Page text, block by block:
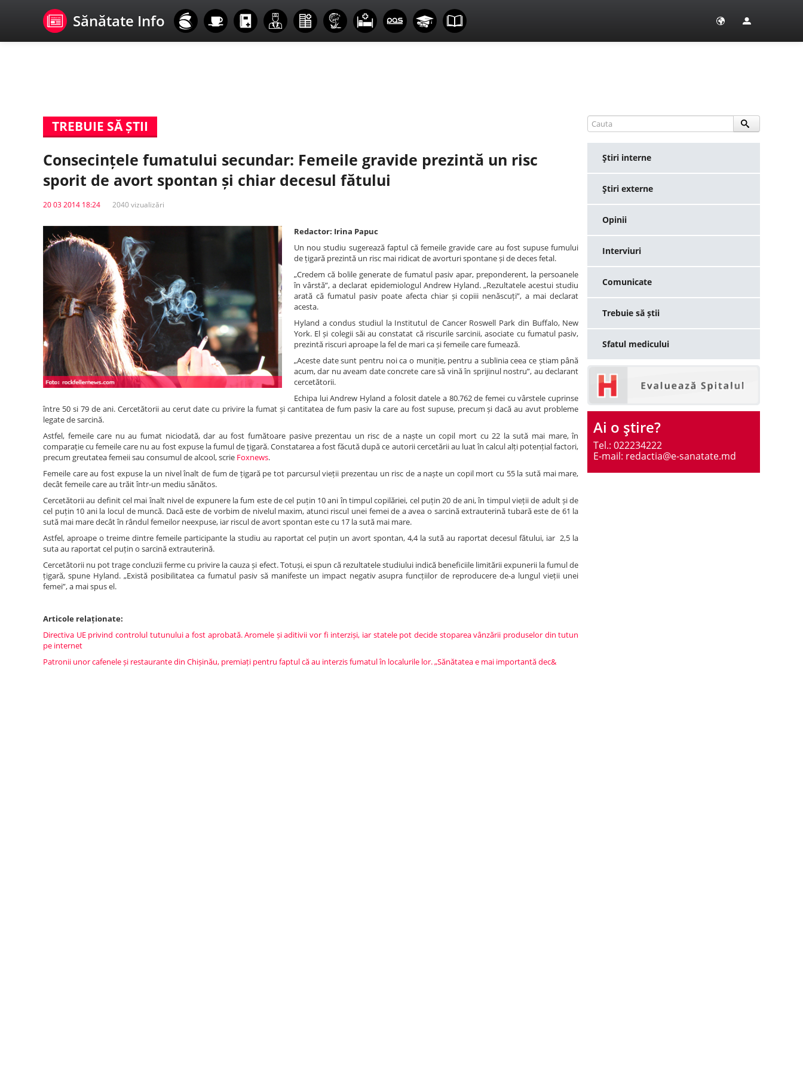
Sănătate Info
TREBUIE SĂ ȘTII
Consecințele fumatului secundar: Femeile gravide prezintă un risc
sporit de avort spontan și chiar decesul fătului
20 03 2014 18:24 2040 vizualizări
Redactor: Irina Papuc
Un nou studiu sugerează faptul că femeile gravide care au fost supuse fumului
de țigară prezintă un risc mai ridicat de avorturi spontane și de deces fetal.
„Credem că bolile generate de fumatul pasiv apar, preponderent, la persoanele
în vârstă”, a declarat epidemiologul Andrew Hyland. „Rezultatele acestui studiu
arată că fumatul pasiv poate afecta chiar și copiii nenăscuți”, a mai declarat
acesta.
Hyland a condus studiul la Institutul de Cancer Roswell Park din Buffalo, New
York. El și colegii săi au constatat că riscurile sarcinii, asociate cu fumatul pasiv,
prezintă riscuri aproape la fel de mari ca și femeile care fumează.
„Aceste date sunt pentru noi ca o muniție, pentru a sublinia ceea ce știam până
acum, dar nu aveam date concrete care să vină în sprijinul nostru”, au declarant
cercetătorii.
Echipa lui Andrew Hyland a folosit datele a 80.762 de femei cu vârstele cuprinse
între 50 si 79 de ani. Cercetătorii au cerut date cu privire la fumat și cantitatea de fum pasiv la care au fost supuse, precum și dacă au avut probleme
legate de sarcină.
Astfel, femeile care nu au fumat niciodată, dar au fost fumătoare pasive prezentau un risc de a naște un copil mort cu 22 la sută mai mare, în
comparație cu femeile care nu au fost expuse la fumul de țigară. Constatarea a fost făcută după ce autorii cercetării au luat în calcul alți potențial factori,
precum greutatea femeii sau consumul de alcool, scrie Foxnews.
Femeile care au fost expuse la un nivel înalt de fum de țigară pe tot parcursul vieții prezentau un risc de a naște un copil mort cu 55 la sută mai mare,
decât femeile care au trăit într-un mediu sănătos.
Cercetătorii au definit cel mai înalt nivel de expunere la fum este de cel puțin 10 ani în timpul copilăriei, cel puțin 20 de ani, în timpul vieții de adult și de
cel puțin 10 ani la locul de muncă. Dacă este de vorbim de nivelul maxim, atunci riscul unei femei de a avea o sarcină extrauterină tubară este de 61 la
sută mai mare decât în rândul femeilor neexpuse, iar riscul de avort spontan este cu 17 la sută mai mare.
Astfel, aproape o treime dintre femeile participante la studiu au raportat cel puțin un avort spontan, 4,4 la sută au raportat decesul fătului, iar 2,5 la
suta au raportat cel puțin o sarcină extrauterină.
Cercetătorii nu pot trage concluzii ferme cu privire la cauza și efect. Totuși, ei spun că rezultatele studiului indică beneficiile limitării expunerii la fumul de
țigară, spune Hyland. „Există posibilitatea ca fumatul pasiv să manifeste un impact negativ asupra funcțiilor de reproducere de-a lungul vieții unei
femei”, a mai spus el.
Articole relaționate:
Directiva UE privind controlul tutunului a fost aprobată. Aromele și aditivii vor fi interziși, iar statele pot decide stoparea vânzării produselor din tutun
pe internet
Patronii unor cafenele și restaurante din Chișinău, premiați pentru faptul că au interzis fumatul în localurile lor. „Sănătatea e mai importantă dec&
Ştiri interne
Ştiri externe
Opinii
Interviuri
Comunicate
Trebuie să știi
Sfatul medicului
Ai o ştire?
Tel.: 022234222
E-mail: redactia@e-sanatate.md